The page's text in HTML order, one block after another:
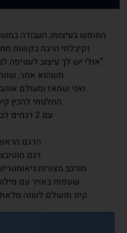
החופש בעיצומו, העבודה
וקיבלתי הרבה בקשות
"אולי יש לך עיצוב לעטיפה
משהוא אחר, שונה
ואני שמאז ומעולם
החלטתי להכין
עם 2 דגמים לבחירה:
הדגם
דגם
מורכב מצורות
שעפות באויר עם
קיט מושלם לשנה